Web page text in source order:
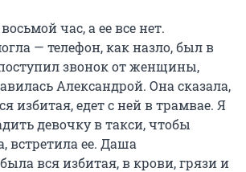
час, а ее все нет.
— телефон, как назло, был в
звонок от женщины,
Александрой. Она сказала,
избитая, едет с ней в трамвае. Я
девочку в такси, чтобы
встретила ее. Даша
вся избитая, в крови, грязи и